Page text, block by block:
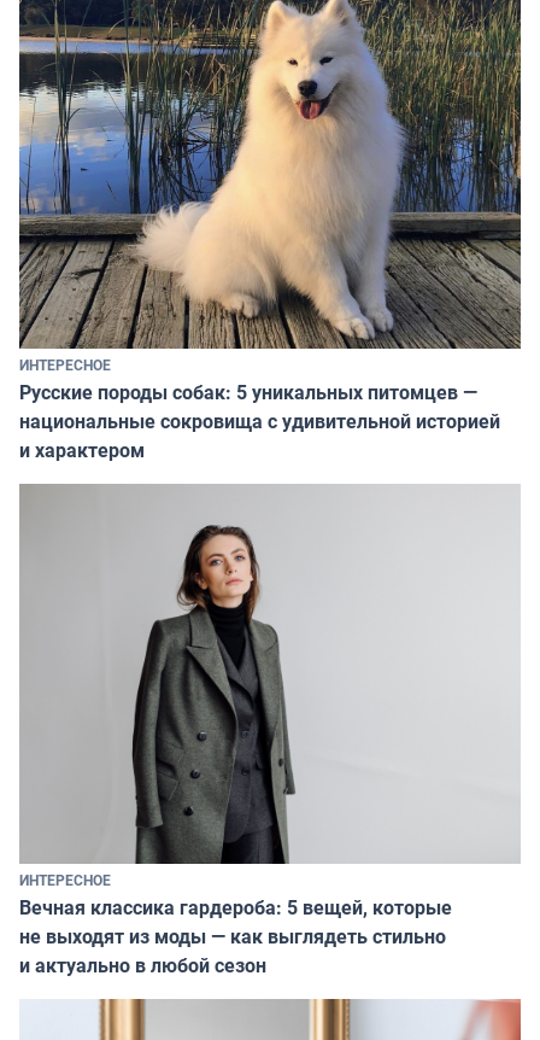
ИНТЕРЕСНОЕ
Русские породы собак: 5 уникальных питомцев —
национальные сокровища с удивительной историей
и характером
ИНТЕРЕСНОЕ
Вечная классика гардероба: 5 вещей, которые
не выходят из моды — как выглядеть стильно
и актуально в любой сезон